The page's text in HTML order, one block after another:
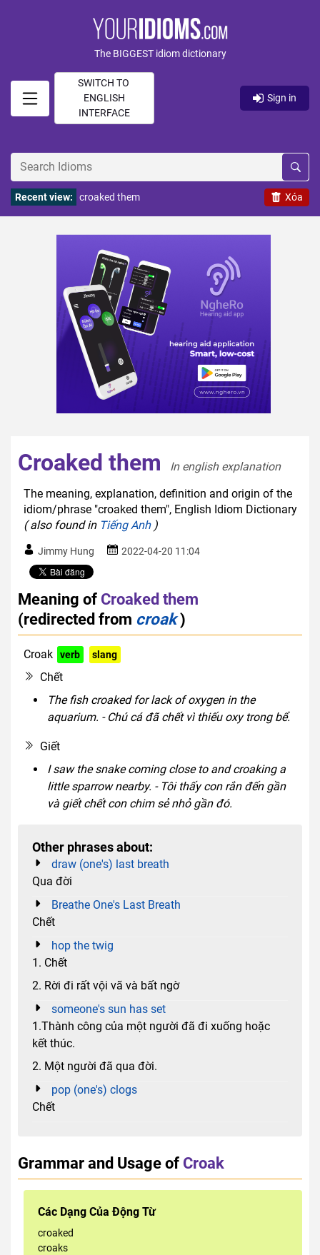
The BIGGEST idiom dictionary
SWITCH TO
ENGLISH
INTERFACE
Sign in
Xóa
Recent view: croaked them
Croaked them
In english explanation
The meaning, explanation, definition and origin of the
idiom/phrase "croaked them", English Idiom Dictionary
( also found in Tiếng Anh)
Jimmy Hung 2022-04-20 11:04
Meaning of Croaked them
(redirected from croak)
Croak verb slang
Chết
The fish croaked for lack of oxygen in the
aquarium. - Chú cá đã chết vì thiếu oxy trong bể.
Giết
I saw the snake coming close to and croaking a
little sparrow nearby. - Tôi thấy con rắn đến gần
và giết chết con chim sẻ nhỏ gần đó.
Other phrases about:
draw (one's) last breath
Qua đời
Breathe One's Last Breath
Chết
hop the twig
1. Chết
2. Rời đi rất vội vã và bất ngờ
someone's sun has set
1.Thành công của một người đã đi xuống hoặc
kết thúc.
2. Một người đã qua đời.
pop (one's) clogs
Chết
Grammar and Usage of Croak
Các Dạng Của Động Từ
croaked
croaks